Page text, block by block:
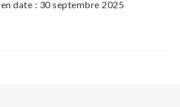
date : 30 septembre 2025